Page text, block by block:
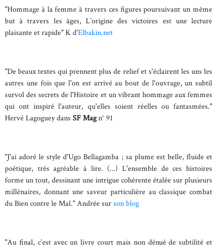
"Hommage à la femme à travers ces figures poursuivant un même
but à travers les âges, L’origine des victoires est une lecture
plaisante et rapide" K d'Elbakin.net
"De beaux textes qui prennent plus de relief et s'éclairent les uns les
autres une fois que l'on est arrivé au bout de l'ouvrage, un subtil
survol des secrets de l'Histoire et un vibrant hommage aux femmes
qui ont inspiré l'auteur, qu'elles soient réelles ou fantasmées."
Hervé Lagoguey dans SF Magn° 91
"J'ai adoré le style d'Ugo Bellagamba ; sa plume est belle, fluide et
poétique, très agréable à lire. (...) L'ensemble de ces histoires
forme un tout, dessinant une intrigue cohérente étalée sur plusieurs
millénaires, donnant une saveur particulière au classique combat
du Bien contre le Mal." Andrée surson blog
"Au final, c’est avec un livre court mais non dénué de subtilité et